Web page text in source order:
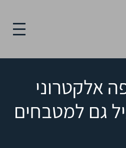
אלקטרוני
גם למטבחים